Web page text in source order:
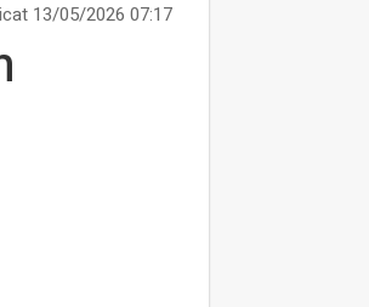
13/05/2026 07:17